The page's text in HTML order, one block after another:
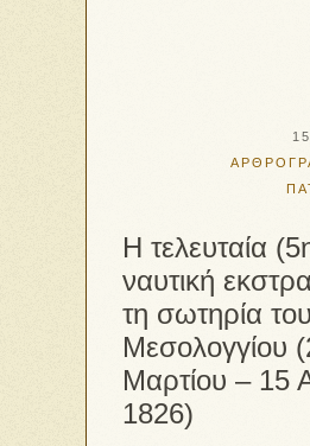
Η τελευταία
ναυτική
τη σωτηρία του
Μεσολογγίου
Μαρτίου – 15
1826)